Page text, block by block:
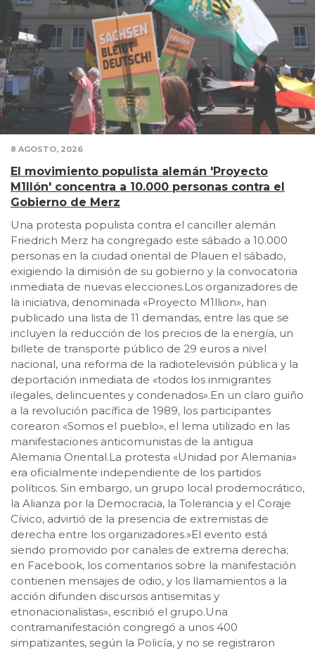
8 AGOSTO, 2026
El movimiento populista alemán 'Proyecto
M1llón' concentra a 10.000 personas contra el
Gobierno de Merz
Una protesta populista contra el canciller alemán
Friedrich Merz ha congregado este sábado a 10.000
personas en la ciudad oriental de Plauen el sábado,
exigiendo la dimisión de su gobierno y la convocatoria
inmediata de nuevas elecciones.Los organizadores de
la iniciativa, denominada «Proyecto M1llion», han
publicado una lista de 11 demandas, entre las que se
incluyen la reducción de los precios de la energía, un
billete de transporte público de 29 euros a nivel
nacional, una reforma de la radiotelevisión pública y la
deportación inmediata de «todos los inmigrantes
ilegales, delincuentes y condenados».En un claro guiño
a la revolución pacífica de 1989, los participantes
corearon «Somos el pueblo», el lema utilizado en las
manifestaciones anticomunistas de la antigua
Alemania Oriental.La protesta «Unidad por Alemania»
era oficialmente independiente de los partidos
políticos. Sin embargo, un grupo local prodemocrático,
la Alianza por la Democracia, la Tolerancia y el Coraje
Cívico, advirtió de la presencia de extremistas de
derecha entre los organizadores.»El evento está
siendo promovido por canales de extrema derecha;
en Facebook, los comentarios sobre la manifestación
contienen mensajes de odio, y los llamamientos a la
acción difunden discursos antisemitas y
etnonacionalistas», escribió el grupo.Una
contramanifestación congregó a unos 400
simpatizantes, según la Policía, y no se registraron